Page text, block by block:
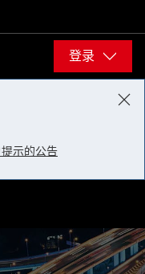
登录
示的公告